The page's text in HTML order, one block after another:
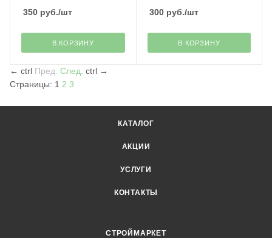
350 руб./шт
В КОРЗИНУ
300руб./шт
В КОРЗИНУ
← ctrl Пред. След. ctrl →
Страницы: 1 2 3
КАТАЛОГ
АКЦИИ
УСЛУГИ
КОНТАКТЫ
СТРОЙМАРКЕТ